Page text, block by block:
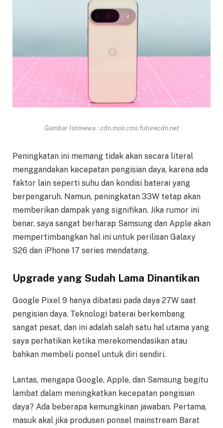
Gambar Istimewa : cdn.mos.cms.futurecdn.net
Peningkatan ini memang tidak akan secara literal
menggandakan kecepatan pengisian daya, karena ada
faktor lain seperti suhu dan kondisi baterai yang
berpengaruh. Namun, peningkatan 33W tetap akan
memberikan dampak yang signifikan. Jika rumor ini
benar, saya sangat berharap Samsung dan Apple akan
mempertimbangkan hal ini untuk perilisan Galaxy
S26 dan iPhone 17 series mendatang.
Upgrade yang Sudah Lama Dinantikan
Google Pixel 9 hanya dibatasi pada daya 27W saat
pengisian daya. Teknologi baterai berkembang
sangat pesat, dan ini adalah salah satu hal utama yang
saya perhatikan ketika merekomendasikan atau
bahkan membeli ponsel untuk diri sendiri.
Lantas, mengapa Google, Apple, dan Samsung begitu
lambat dalam meningkatkan kecepatan pengisian
daya? Ada beberapa kemungkinan jawaban. Pertama,
masuk akal jika produsen ponsel mainstream Barat